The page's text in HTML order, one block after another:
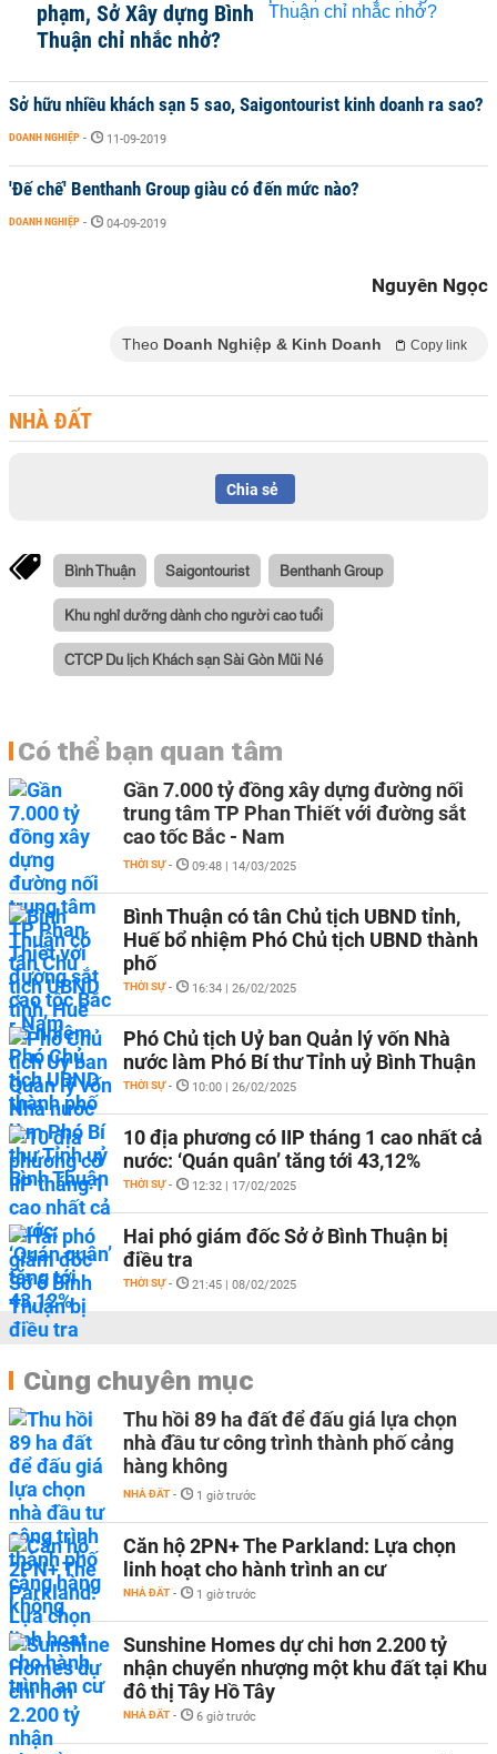
phạm, Sở Xây dựng Bình
Thuận chỉ nhắc nhở?
Sở hữu nhiều khách sạn 5 sao, Saigontourist kinh doanh ra sao?
DOANH NGHIỆP - 11-09-2019
'Đế chế' Benthanh Group giàu có đến mức nào?
DOANH NGHIỆP - 04-09-2019
Nguyên Ngọc
Theo Doanh Nghiệp & Kinh Doanh Copy link
NHÀ ĐẤT
Chia sẻ
Bình Thuận Saigontourist Benthanh Group
Khu nghỉ dưỡng dành cho người cao tuổi
CTCP Du lịch Khách sạn Sài Gòn Mũi Né
Có thể bạn quan tâm
Gần 7.000 tỷ đồng xây dựng đường nối
trung tâm TP Phan Thiết với đường sắt
cao tốc Bắc - Nam
THỜI SỰ - 09:48 | 14/03/2025
Bình Thuận có tân Chủ tịch UBND tỉnh,
Huế bổ nhiệm Phó Chủ tịch UBND thành
phố
THỜI SỰ - 16:34 | 26/02/2025
Phó Chủ tịch Uỷ ban Quản lý vốn Nhà
nước làm Phó Bí thư Tỉnh uỷ Bình Thuận
THỜI SỰ - 10:00 | 26/02/2025
10 địa phương có IIP tháng 1 cao nhất cả
nước: ‘Quán quân’ tăng tới 43,12%
THỜI SỰ - 12:32 | 17/02/2025
Hai phó giám đốc Sở ở Bình Thuận bị
điều tra
THỜI SỰ - 21:45 | 08/02/2025
Cùng chuyên mục
Thu hồi 89 ha đất để đấu giá lựa chọn
nhà đầu tư công trình thành phố cảng
hàng không
NHÀ ĐẤT - 1 giờ trước
Căn hộ 2PN+ The Parkland: Lựa chọn
linh hoạt cho hành trình an cư
NHÀ ĐẤT - 1 giờ trước
Sunshine Homes dự chi hơn 2.200 tỷ
nhận chuyển nhượng một khu đất tại Khu
đô thị Tây Hồ Tây
NHÀ ĐẤT - 6 giờ trước